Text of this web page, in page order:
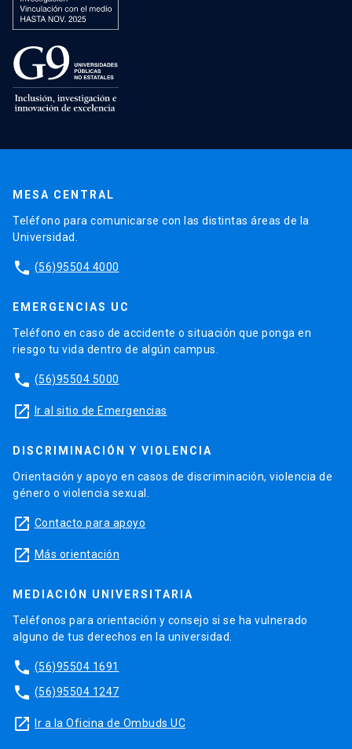
MESA CENTRAL
Teléfono para comunicarse con las distintas áreas de la
Universidad.
phone (56)95504 4000
EMERGENCIAS UC
Teléfono en caso de accidente o situación que ponga en
riesgo tu vida dentro de algún campus.
phone (56)95504 5000
launch Ir al sitio de Emergencias
DISCRIMINACIÓN Y VIOLENCIA
Orientación y apoyo en casos de discriminación, violencia de
género o violencia sexual.
launch Contacto para apoyo
launch Más orientación
MEDIACIÓN UNIVERSITARIA
Teléfonos para orientación y consejo si se ha vulnerado
alguno de tus derechos en la universidad.
phone (56)95504 1691
phone (56)95504 1247
launch Ir a la Oficina de Ombuds UC